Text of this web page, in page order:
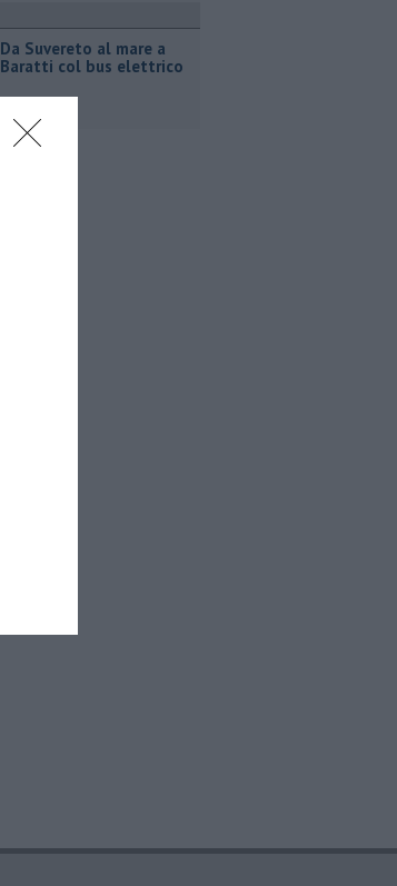
Da Suvereto al mare a
Baratti col bus elettrico